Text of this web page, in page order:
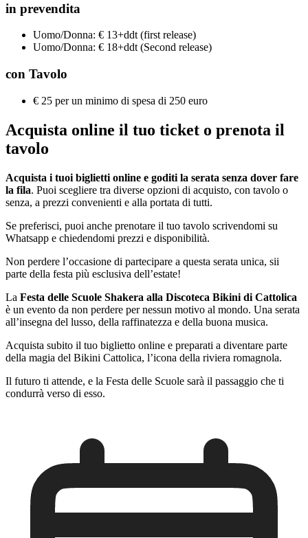
in prevendita
Uomo/Donna: € 13+ddt (first release)
Uomo/Donna: € 18+ddt (Second release)
con Tavolo
€ 25 per un minimo di spesa di 250 euro
Acquista online il tuo ticket o prenota il
tavolo
Acquista i tuoi biglietti online e goditi la serata senza dover fare
la fila. Puoi scegliere tra diverse opzioni di acquisto, con tavolo o
senza, a prezzi convenienti e alla portata di tutti.
Se preferisci, puoi anche prenotare il tuo tavolo scrivendomi su
Whatsapp e chiedendomi prezzi e disponibilità.
Non perdere l’occasione di partecipare a questa serata unica, sii
parte della festa più esclusiva dell’estate!
La Festa delle Scuole Shakera alla Discoteca Bikini di Cattolica
è un evento da non perdere per nessun motivo al mondo. Una serata
all’insegna del lusso, della raffinatezza e della buona musica.
Acquista subito il tuo biglietto online e preparati a diventare parte
della magia del Bikini Cattolica, l’icona della riviera romagnola.
Il futuro ti attende, e la Festa delle Scuole sarà il passaggio che ti
condurrà verso di esso.